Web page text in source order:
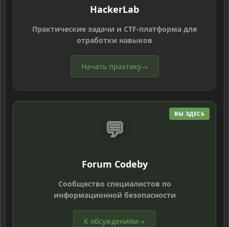
HackerLab
Практические задачи и CTF-платформа для
отработки навыков
Начать практику→
ВЫ ЗДЕСЬ
💬
Forum Codeby
Сообщество специалистов по
информационной безопасности
К обсуждениям→